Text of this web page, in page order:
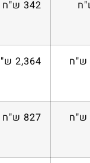
342 ש"ח
2,364 ש"ח
827 ש"ח